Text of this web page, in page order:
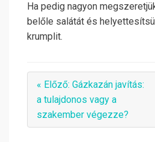
Ha pedig nagyon
belőle salátát és
krumplit.
« Előző: Gázkazán javítás:
a tulajdonos vagy a
szakember végezze?